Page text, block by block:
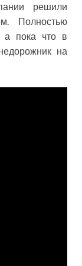
решили
Полностью
а пока что в
на